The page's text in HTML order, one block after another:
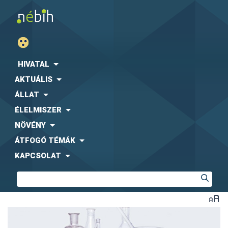
HIVATAL
AKTUÁLIS
ÁLLAT
ÉLELMISZER
NÖVÉNY
ÁTFOGÓ TÉMÁK
KAPCSOLAT